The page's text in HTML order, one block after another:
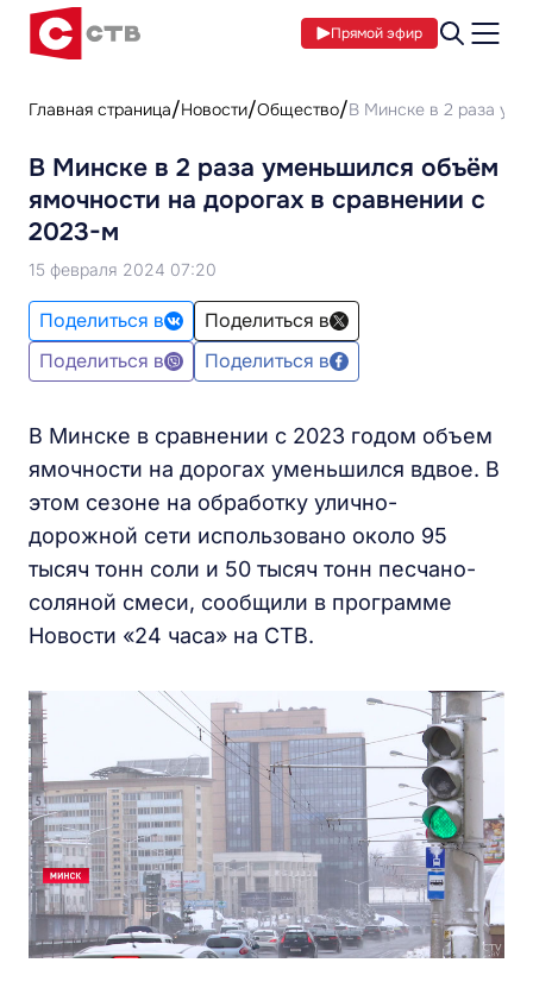
Прямой эфир
Главная страница Новости Общество В Минске в 2 раза
В Минске в 2 раза уменьшился объём
ямочности на дорогах в сравнении с
2023-м
15 февраля 2024 07:20
Поделиться в
Поделиться в
Поделиться в
Поделиться в
В Минске в сравнении с 2023 годом объем
ямочности на дорогах уменьшился вдвое. В
этом сезоне на обработку улично-
дорожной сети использовано около 95
тысяч тонн соли и 50 тысяч тонн песчано-
соляной смеси, сообщили в программе
Новости «24 часа» на СТВ.